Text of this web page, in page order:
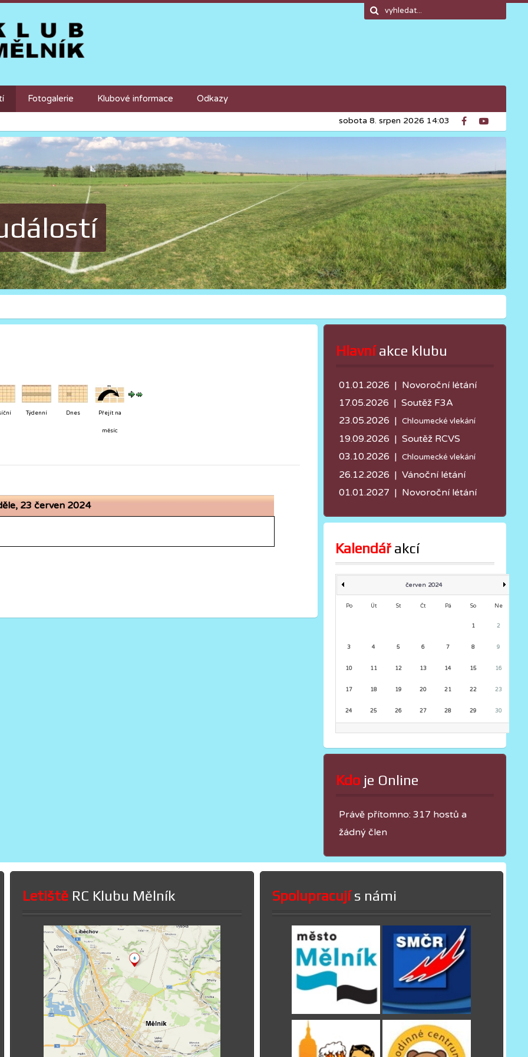
Fotogalerie Klubové informace Odkazy
sobota 8. srpen 2026 14:03
Týdenní Dnes Přejít na
měsíc
23 červen 2024
Hlavní akce klubu
01.01.2026 | Novoroční létání
17.05.2026 | Soutěž F3A
23.05.2026 | Chloumecké vlekání
19.09.2026 | Soutěž RCVS
03.10.2026 | Chloumecké vlekání
26.12.2026 | Vánoční létání
01.01.2027 | Novoroční létání
Kalendář akcí
červen 2024
Po Út St Čt Pá So Ne
1 2
3 4 5 6 7 8 9
10 11 12 13 14 15 16
17 18 19 20 21 22 23
24 25 26 27 28 29 30
Kdo je Online
Právě přítomno: 317 hostů a
žádný člen
Letiště RC Klubu Mělník Spolupracujís námi